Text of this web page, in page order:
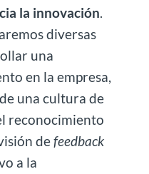
la innovación
diversas
una
en la empresa,
una cultura de
reconocimiento
defeedback
a la